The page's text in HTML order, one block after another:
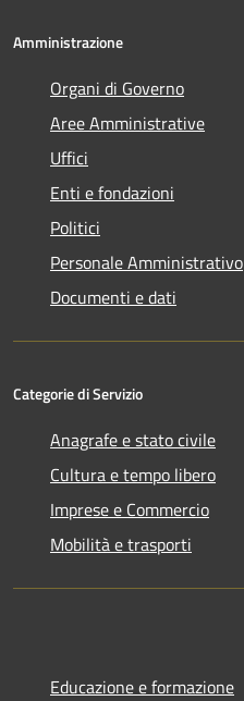
Amministrazione
Organi di Governo
Aree Amministrative
Uffici
Enti e fondazioni
Politici
Personale Amministrativo
Documenti e dati
Categorie di Servizio
Anagrafe e stato civile
Cultura e tempo libero
Imprese e Commercio
Mobilità e trasporti
Educazione e formazione